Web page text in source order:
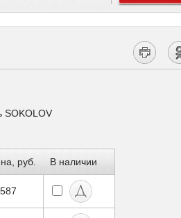
SOKOLOV
руб. В наличии